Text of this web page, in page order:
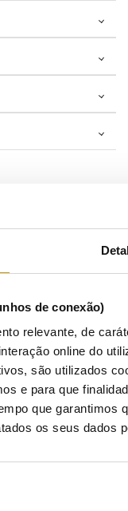
de conexão)
relevante, de
online do
são utilizados
e para que
que
os seus dados
Contactos
Cookies